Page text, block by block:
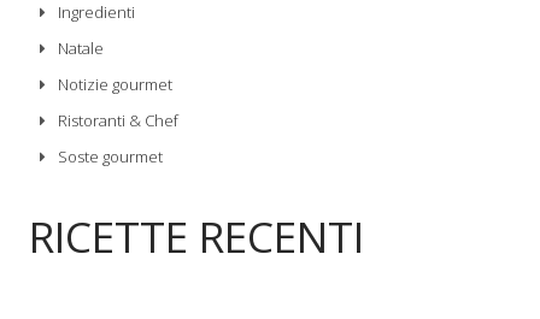
Ingredienti
Natale
Notizie gourmet
Ristoranti & Chef
Soste gourmet
RICETTE RECENTI